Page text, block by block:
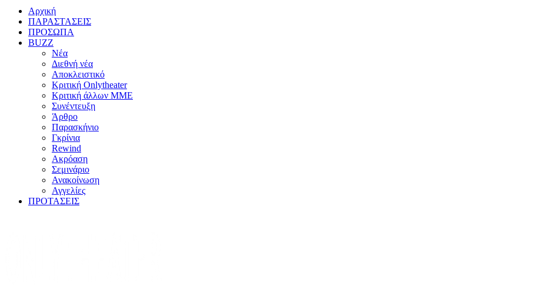
Αρχική
ΠΑΡΑΣΤΑΣΕΙΣ
ΠΡΟΣΩΠΑ
BUZZ
Νέα
Διεθνή νέα
Αποκλειστικό
Κριτική Onlytheater
Κριτική άλλων ΜΜΕ
Συνέντευξη
Άρθρο
Παρασκήνιο
Γκρίνια
Rewind
Ακρόαση
Σεμινάριο
Ανακοίνωση
Αγγελίες
ΠΡΟΤΑΣΕΙΣ